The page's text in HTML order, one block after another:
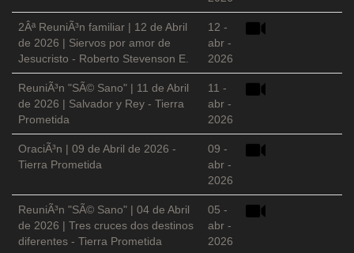
2Âª ReuniÃ³n familiar | 12 de Abril
de 2026 | Siervos por amor de
Jesucristo - Roberto Stevenson E.
12 -
abr -
2026
ReuniÃ³n "SÃ© Sano" | 11 de Abril
de 2026 | Salvador y Rey - Tierra
Prometida
11 -
abr -
2026
OraciÃ³n | 09 de Abril de 2026 -
Tierra Prometida
09 -
abr -
2026
ReuniÃ³n "SÃ© Sano" | 04 de Abril
de 2026 | Tres cruces dos destinos
diferentes - Tierra Prometida
05 -
abr -
2026